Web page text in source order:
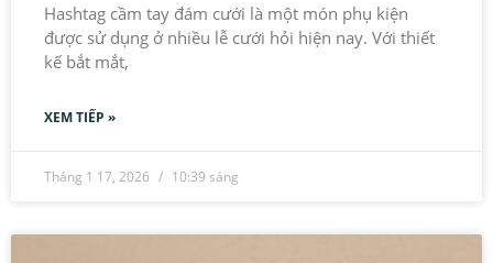
Hashtag cầm tay đám cưới là một món phụ kiện
được sử dụng ở nhiều lễ cưới hỏi hiện nay. Với thiết
kế bắt mắt,
XEM TIẾP »
Tháng 1 17, 2026 10:39 sáng